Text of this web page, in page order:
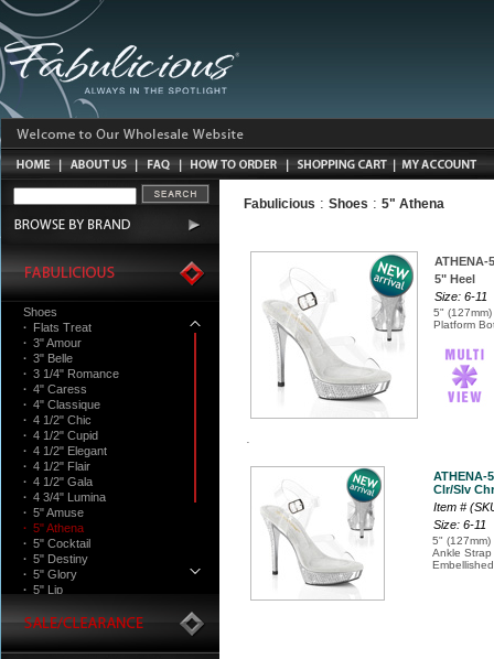
Shoes
· Flats Treat
· 3" Amour
· 3" Belle
· 3 1/4" Romance
· 4" Caress
· 4" Classique
· 4 1/2" Chic
· 4 1/2" Cupid
· 4 1/2" Elegant
· 4 1/2" Flair
· 4 1/2" Gala
· 4 3/4" Lumina
· 5" Amuse
· 5" Athena
· 5" Cocktail
· 5" Destiny
· 5" Glory
· 5" Lip
· 5" Martini
· 5 3/4" Teeze
Fabulicious : Shoes : 5" Athena
ATHENA-
5" Heel
Size: 6-11
5"
Platform
ATHENA-
Clr/Slv
Item #
Size: 6-11
5" (127mm)
Ankle